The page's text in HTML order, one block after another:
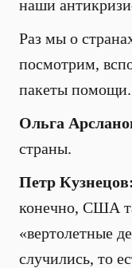
наши
Раз мы о
посмотрим,
пакеты помощи.
Ольга
страны.
Петр Кузнецов:
конечно, США
«вертолетные
случились, то